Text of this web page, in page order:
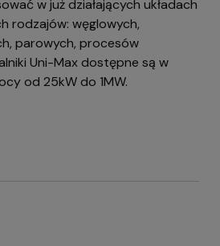
w już działających układach
rodzajów: węglowych,
parowych, procesów
Uni-Max dostępne są w
od 25kW do 1MW.